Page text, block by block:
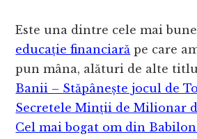
Este una dintre cele mai
educație financiară pe care
pun mâna, alături de alte
Banii – Stăpânește jocul de
Secretele Minții de Milionar
Cel mai bogat om din